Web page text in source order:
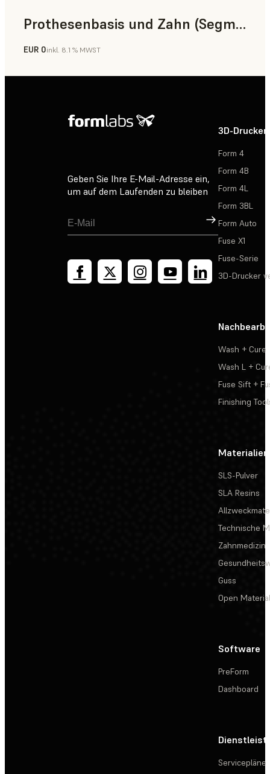
Prothesenbasis und Zahn (Segment)
Zahnmedizin
EUR 0inkl. 8.1 % MWST
Geben Sie Ihre E-Mail-Adresse ein,
um auf dem Laufenden zu bleiben
Registrieren
3D-Drucker
Form 4
Form 4B
Form 4L
Form 3BL
Form Auto
Fuse X1
Fuse-Serie
3D-Drucker
Wash + Cure
Wash L +
Fuse Sift +
Finishing
Materialien
SLS-Pulver
SLA Resins
Technische
Zahnmedizin
Guss
Open
Software
PreForm
Dashboard
Servicepläne